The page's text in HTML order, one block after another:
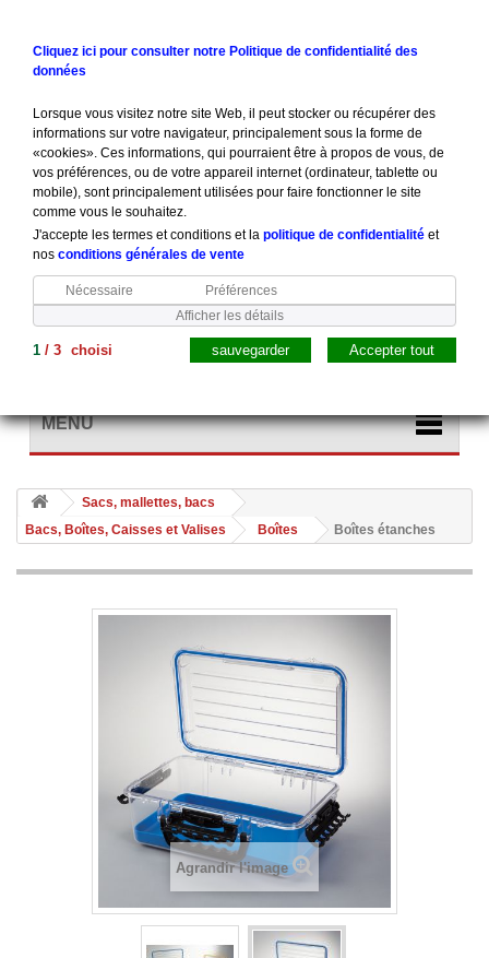
MENU
Sacs, mallettes, bacs
Bacs, Boîtes, Caisses et Valises
Boîtes Boîtes étanches
Agrandir l'image
Cliquez ici pour consulter notre Politique de confidentialité des
données
Lorsque vous visitez notre site Web, il peut stocker ou récupérer des
informations sur votre navigateur, principalement sous la forme de
«cookies». Ces informations, qui pourraient être à propos de vous, de
vos préférences, ou de votre appareil internet (ordinateur, tablette ou
mobile), sont principalement utilisées pour faire fonctionner le site
comme vous le souhaitez.
J'accepte les termes et conditions et lapolitique de confidentialité et
nos conditions générales de vente
Nécessaire
Préférences
Afficher les détails
1 /3 choisi Accepter tout
sauvegarder